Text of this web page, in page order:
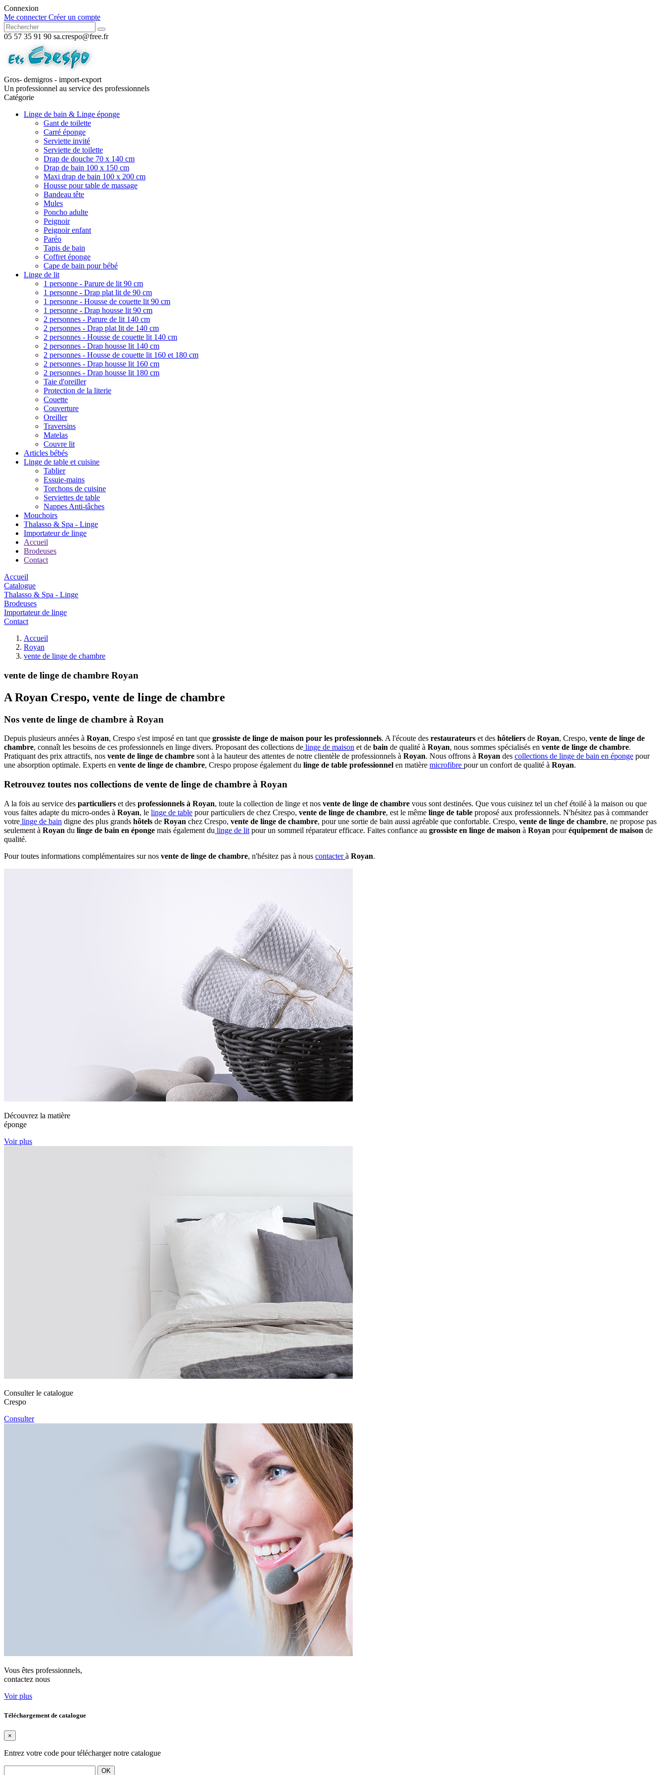
Connexion
Me connecter Créer un compte
05 57 35 91 90 sa.crespo@free.fr
Gros- demigros - import-export
Un professionnel au service des professionnels
Catégorie
Linge de bain & Linge éponge
Gant de toilette
Carré éponge
Serviette invité
Serviette de toilette
Drap de douche 70 x 140 cm
Drap de bain 100 x 150 cm
Maxi drap de bain 100 x 200 cm
Housse pour table de massage
Bandeau tête
Mules
Poncho adulte
Peignoir
Peignoir enfant
Paréo
Tapis de bain
Coffret éponge
Cape de bain pour bébé
Linge de lit
1 personne - Parure de lit 90 cm
1 personne - Drap plat lit de 90 cm
1 personne - Housse de couette lit 90 cm
1 personne - Drap housse lit 90 cm
2 personnes - Parure de lit 140 cm
2 personnes - Drap plat lit de 140 cm
2 personnes - Housse de couette lit 140 cm
2 personnes - Drap housse lit 140 cm
2 personnes - Housse de couette lit 160 et 180 cm
2 personnes - Drap housse lit 160 cm
2 personnes - Drap housse lit 180 cm
Taie d'oreiller
Protection de la literie
Couette
Couverture
Oreiller
Traversins
Matelas
Couvre lit
Articles bébés
Linge de table et cuisine
Tablier
Essuie-mains
Torchons de cuisine
Serviettes de table
Nappes Anti-tâches
Mouchoirs
Thalasso & Spa - Linge
Importateur de linge
Accueil
Brodeuses
Contact
Accueil
Catalogue
Thalasso & Spa - Linge
Brodeuses
Importateur de linge
Contact
Accueil
Royan
vente de linge de chambre
vente de linge de chambre Royan
A Royan Crespo, vente de linge de chambre
Nos vente de linge de chambre à Royan
Depuis plusieurs années à Royan, Crespo s'est imposé en tant que grossiste de linge de maison pour les professionnels. A l'écoute des restaurateurs et des hôteliers de Royan, Crespo, vente de linge de
chambre, connaît les besoins de ces professionnels en linge divers. Proposant des collections de linge de maison et de bain de qualité à Royan, nous sommes spécialisés en vente de linge de chambre.
Pratiquant des prix attractifs, nos vente de linge de chambre sont à la hauteur des attentes de notre clientèle de professionnels à Royan. Nous offrons à Royan des collections de linge de bain en éponge pour
une absorption optimale. Experts en vente de linge de chambre, Crespo propose également du linge de table professionnel en matière microfibre pour un confort de qualité à Royan.
Retrouvez toutes nos collections de vente de linge de chambre à Royan
A la fois au service des particuliers et des professionnels à Royan, toute la collection de linge et nos vente de linge de chambre vous sont destinées. Que vous cuisinez tel un chef étoilé à la maison ou que
vous faites adapte du micro-ondes à Royan, le linge de table pour particuliers de chez Crespo, vente de linge de chambre, est le même linge de table proposé aux professionnels. N'hésitez pas à commander
votre linge de bain digne des plus grands hôtels de Royan chez Crespo, vente de linge de chambre, pour une sortie de bain aussi agréable que confortable. Crespo, vente de linge de chambre, ne propose pas
seulement à Royan du linge de bain en éponge mais également du linge de lit pour un sommeil réparateur efficace. Faites confiance au grossiste en linge de maison à Royan pouréquipement de maison de
qualité.
Pour toutes informations complémentaires sur nos vente de linge de chambre, n'hésitez pas à nous contacterà Royan.
Découvrez la matière
éponge
Voir plus
Consulter le catalogue
Crespo
Consulter
Vous êtes professionnels,
contactez nous
Voir plus
Téléchargement de catalogue
×
Entrez votre code pour télécharger notre catalogue
OK